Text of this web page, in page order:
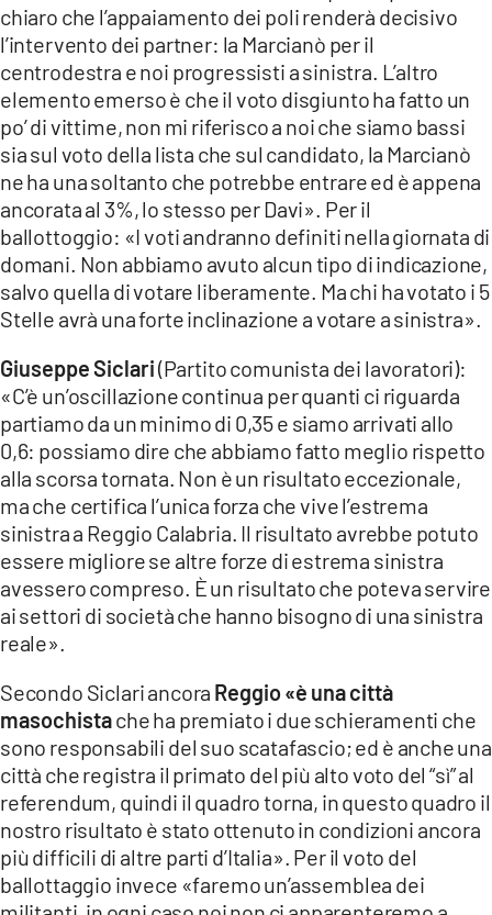
chiaro che l’appaiamento dei poli renderà decisivo
l’intervento dei partner: la Marcianò per il
centrodestra e noi progressisti a sinistra. L’altro
elemento emerso è che il voto disgiunto ha fatto un
po’ di vittime, non mi riferisco a noi che siamo bassi
sia sul voto della lista che sul candidato, la Marcianò
ne ha una soltanto che potrebbe entrare ed è appena
ancorata al 3%, lo stesso per Davi». Per il
ballottoggio: «I voti andranno definiti nella giornata di
domani. Non abbiamo avuto alcun tipo di indicazione,
salvo quella di votare liberamente. Ma chi ha votato i 5
Stelle avrà una forte inclinazione a votare a sinistra».
Giuseppe Siclari(Partito comunista dei lavoratori):
«C’è un’oscillazione continua per quanti ci riguarda
partiamo da un minimo di 0,35 e siamo arrivati allo
0,6: possiamo dire che abbiamo fatto meglio rispetto
alla scorsa tornata. Non è un risultato eccezionale,
ma che certifica l’unica forza che vive l’estrema
sinistra a Reggio Calabria. Il risultato avrebbe potuto
essere migliore se altre forze di estrema sinistra
avessero compreso. È un risultato che poteva servire
ai settori di società che hanno bisogno di una sinistra
reale».
Secondo Siclari ancora Reggio «è una città
masochistache ha premiato i due schieramenti che
sono responsabili del suo scatafascio; ed è anche una
città che registra il primato del più alto voto del “sì” al
referendum, quindi il quadro torna, in questo quadro il
nostro risultato è stato ottenuto in condizioni ancora
più difficili di altre parti d’Italia». Per il voto del
ballottaggio invece «faremo un’assemblea dei